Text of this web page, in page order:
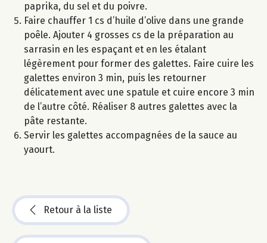
paprika, du sel et du poivre.
Faire chauffer 1 cs d’huile d’olive dans une grande
poêle. Ajouter 4 grosses cs de la préparation au
sarrasin en les espaçant et en les étalant
légèrement pour former des galettes. Faire cuire les
galettes environ 3 min, puis les retourner
délicatement avec une spatule et cuire encore 3 min
de l’autre côté. Réaliser 8 autres galettes avec la
pâte restante.
Servir les galettes accompagnées de la sauce au
yaourt.
Retour à la liste